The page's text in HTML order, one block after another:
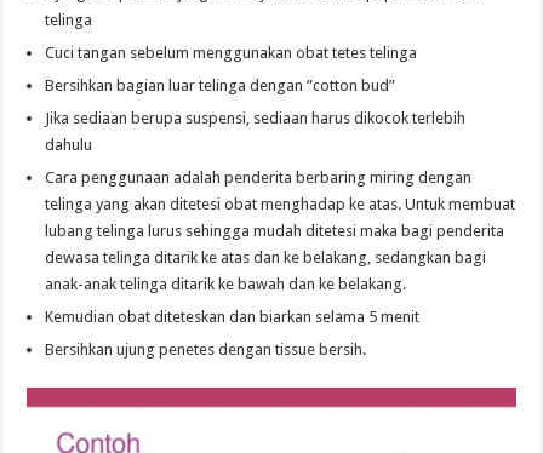
telinga
Cuci tangan sebelum menggunakan obat tetes telinga
Bersihkan bagian luar telinga dengan ”cotton bud”
Jika sediaan berupa suspensi, sediaan harus dikocok terlebih
dahulu
Cara penggunaan adalah penderita berbaring miring dengan
telinga yang akan ditetesi obat menghadap ke atas. Untuk membuat
lubang telinga lurus sehingga mudah ditetesi maka bagi penderita
dewasa telinga ditarik ke atas dan ke belakang, sedangkan bagi
anak-anak telinga ditarik ke bawah dan ke belakang.
Kemudian obat diteteskan dan biarkan selama 5 menit
Bersihkan ujung penetes dengan tissue bersih.